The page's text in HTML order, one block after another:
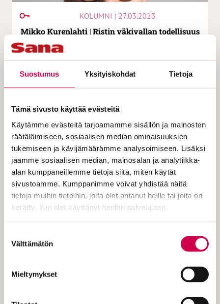
Suostumus Yksityiskohdat Tietoja
Tämä sivusto käyttää evästeitä
Käytämme evästeitä tarjoamamme sisällön ja mainosten
räätälöimiseen, sosiaalisen median ominaisuuksien
tukemiseen ja kävijämäärämme analysoimiseen. Lisäksi
jaamme sosiaalisen median, mainosalan ja analytiikka-
alan kumppaneillemme tietoja siitä, miten käytät
sivustoamme. Kumppanimme voivat yhdistää näitä
tietoja muihin tietoihin, joita olet antanut heille tai joita on
kerätty, kun olet käyttänyt heidän palvelujaan.
valinta
Välttämätön
Mieltymykset
KOLUMNI | 27.03.2023
Mikko Kurenlahti | Ristin väkivallan todellisuus
SANA AVAUTUU | 12.10.2022
Jumalan valtakunta keskellämme